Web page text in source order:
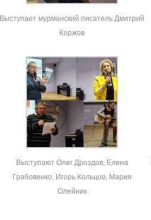
Выступает мурманский писатель Дмитрий
Коржов
Выступают Олег Дроздов, Елена
Грабовенко, Игорь Кольцов, Мария
Олейник